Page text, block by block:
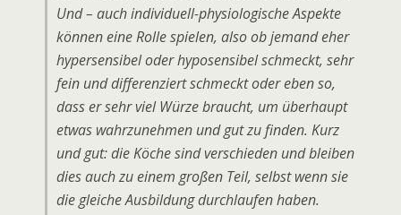
Und – auch individuell-physiologische Aspekte
können eine Rolle spielen, also ob jemand eher
hypersensibel oder hyposensibel schmeckt, sehr
fein und differenziert schmeckt oder eben so,
dass er sehr viel Würze braucht, um überhaupt
etwas wahrzunehmen und gut zu finden. Kurz
und gut: die Köche sind verschieden und bleiben
dies auch zu einem großen Teil, selbst wenn sie
die gleiche Ausbildung durchlaufen haben.